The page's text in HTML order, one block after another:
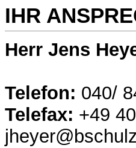
IHR
Herr Jens
Telefon: 040/
Telefax: +49